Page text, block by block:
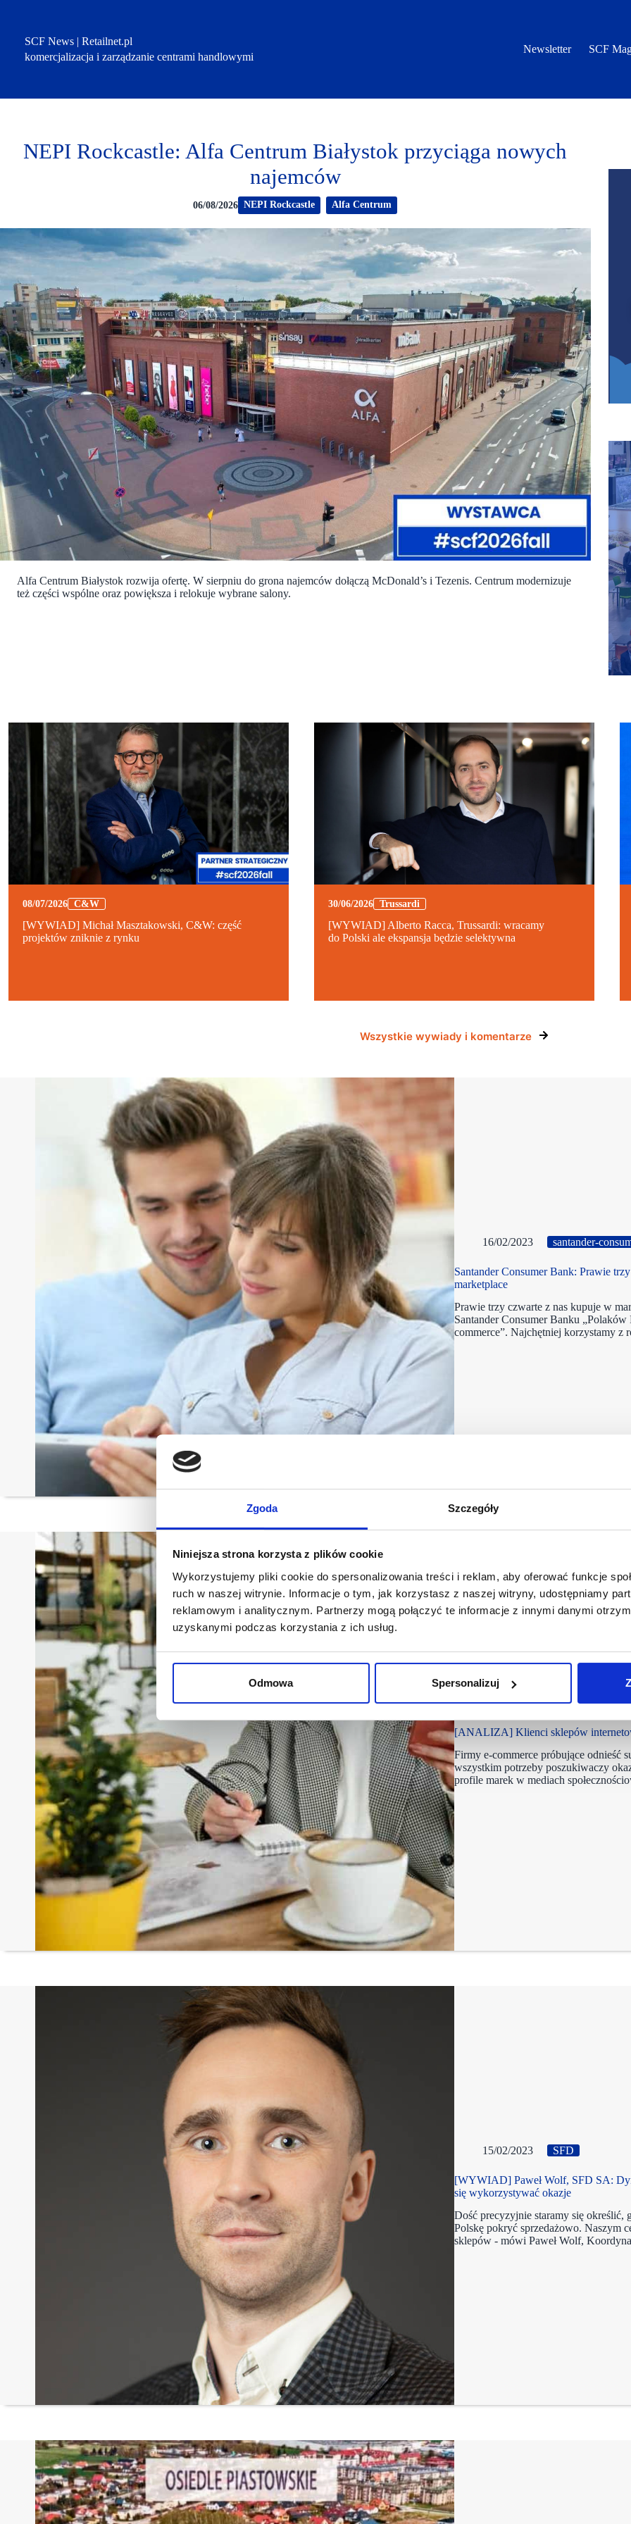
Zgoda Szczegóły
Niniejsza strona korzysta z plików cookie
Wykorzystujemy pliki cookie do spersonalizowania treści i reklam, aby oferować funkcje
ruch w naszej witrynie. Informacje o tym, jak korzystasz z naszej witryny, udostępniamy
reklamowym i analitycznym. Partnerzy mogą połączyć te informacje z innymi danymi
uzyskanymi podczas korzystania z ich usług.
Odmowa Spersonalizuj
SCF News | Retailnet.pl
komercjalizacja i zarządzanie centrami handlowymi
Newsletter SCF
NEPI Rockcastle: Alfa Centrum Białystok przyciąga nowych
najemców
06/08/2026 NEPI Rockcastle Alfa Centrum
Alfa Centrum Białystok rozwija ofertę. W sierpniu do grona najemców dołączą McDonald’s i Tezenis. Centrum modernizuje
też części wspólne oraz powiększa i relokuje wybrane salony.
08/07/2026 C&W
[WYWIAD] Michał Masztakowski, C&W: część
projektów zniknie z rynku
30/06/2026 Trussardi
[WYWIAD] Alberto Racca, Trussardi: wracamy
do Polski ale ekspansja będzie selektywna
Wszystkie wywiady i komentarze
16/02/2023 santander-
Santander Consumer Bank: Prawie
marketplace
Prawie trzy czwarte z nas kupuje w
Santander Consumer Banku „Polaków
commerce”. Najchętniej korzystamy z
16/02/2023 analiza
[ANALIZA] Klienci sklepów
Firmy e-commerce próbujące odnieść
wszystkim potrzeby poszukiwaczy
profile marek w mediach
15/02/2023 SFD
[WYWIAD] Paweł Wolf, SFD SA:
się wykorzystywać okazje
Dość precyzyjnie staramy się określić,
Polskę pokryć sprzedażowo. Naszym
sklepów - mówi Paweł Wolf,